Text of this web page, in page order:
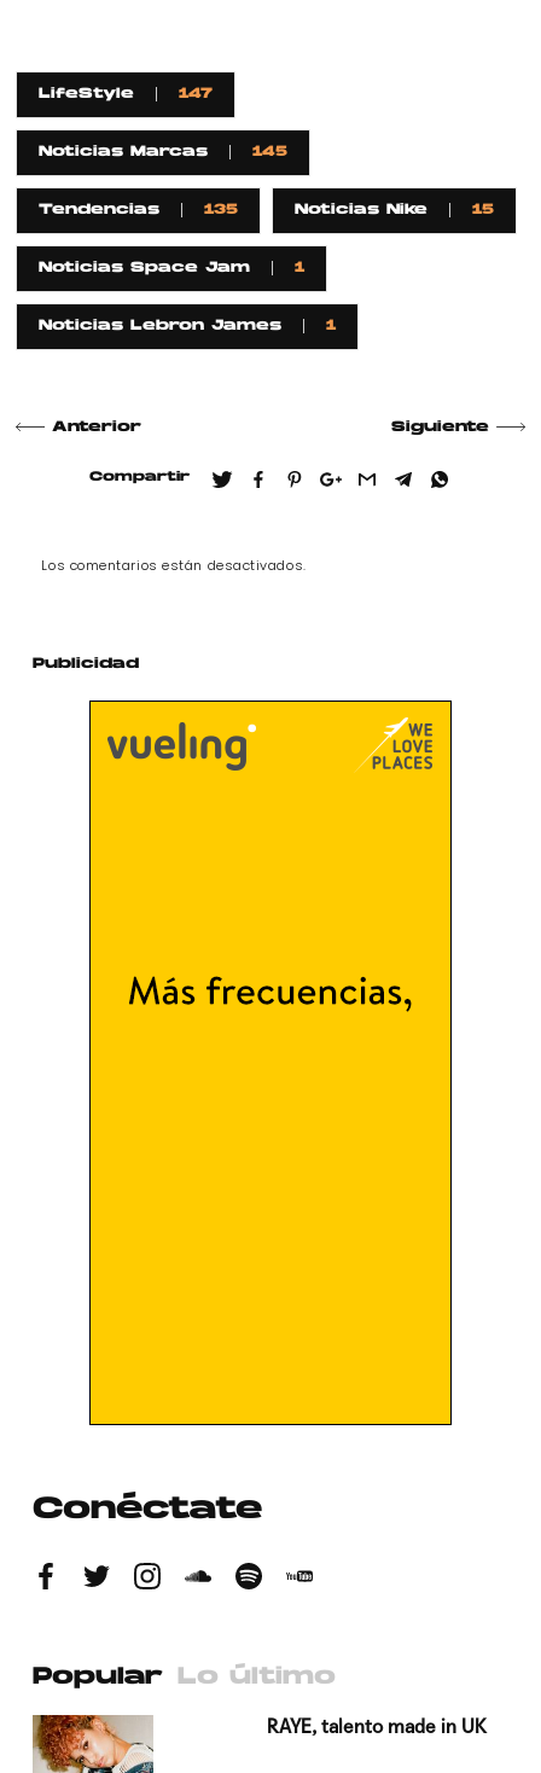
LifeStyle 147
Noticias Marcas 145
Tendencias 135 Noticias Nike 15
Noticias Space Jam 1
Noticias Lebron James 1
Anterior Siguiente
Compartir
Los comentarios están desactivados.
Publicidad
Conéctate
Popular Lo último
RAYE, talento made in UK